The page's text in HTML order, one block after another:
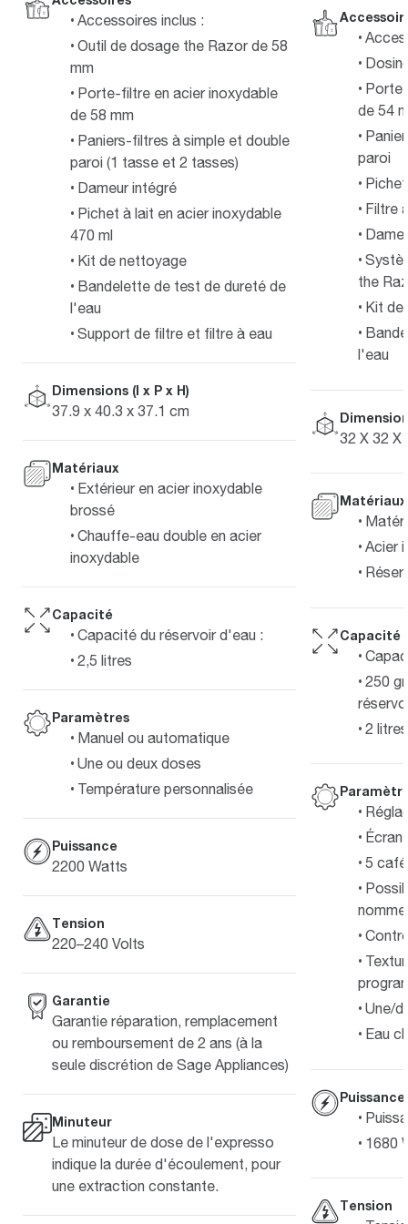
Accessoires inclus :
Outil de dosage the Razor de 58
mm
Porte-filtre en acier inoxydable
de 58 mm
Paniers-filtres à simple et double
paroi (1 tasse et 2 tasses)
Dameur intégré
Pichet à lait en acier inoxydable
470 ml
Kit de nettoyage
Bandelette de test de dureté de
l'eau
Support de filtre et filtre à eau
Dimensions (l x P x H)
37.9 x 40.3 x 37.1 cm
Matériaux
Extérieur en acier inoxydable
brossé
Chauffe-eau double en acier
inoxydable
Capacité
Capacité du réservoir d'eau :
2,5 litres
Paramètres
Manuel ou automatique
Une ou deux doses
Température personnalisée
Puissance
2200 Watts
Tension
220–240 Volts
Garantie
Garantie réparation, remplacement
ou remboursement de 2 ans (à la
seule discrétion de Sage Appliances)
Minuteur
Le minuteur de dose de l'expresso
indique la durée d'écoulement, pour
une extraction constante.
de 54
paroi
Filtre
the
Kit
l'eau
32 X 32 X
Matériaux
Acier
Capacité
250
2 litres
Écran
5
Une/
Eau
Puissance
1680
Tension